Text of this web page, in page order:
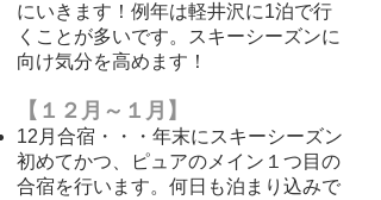
にいきます！例年は軽井沢に1泊で行
くことが多いです。スキーシーズンに
向け気分を高めます！
【１２月～１月】
12月 合宿・・・年末にスキーシーズン
初めてかつ 、ピュアのメイン１つ目の
合宿を行います。何日も泊まり込みで